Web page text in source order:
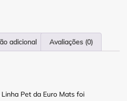
adicional Avaliações (0)
Pet da Euro Mats foi